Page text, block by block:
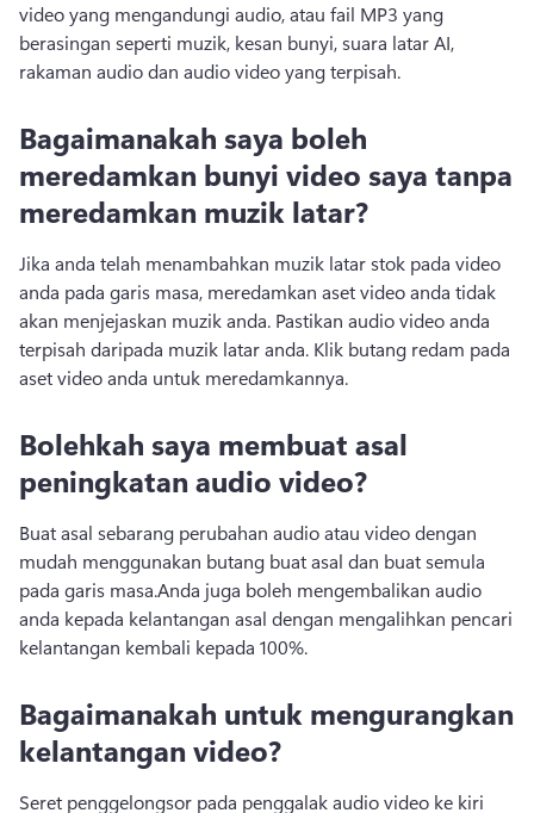
video yang mengandungi audio, atau fail MP3 yang
berasingan seperti muzik, kesan bunyi, suara latar AI,
rakaman audio dan audio video yang terpisah.
Bagaimanakah saya boleh
meredamkan bunyi video saya tanpa
meredamkan muzik latar?
Jika anda telah menambahkan muzik latar stok pada video
anda pada garis masa, meredamkan aset video anda tidak
akan menjejaskan muzik anda. Pastikan audio video anda
terpisah daripada muzik latar anda. Klik butang redam pada
aset video anda untuk meredamkannya.
Bolehkah saya membuat asal
peningkatan audio video?
Buat asal sebarang perubahan audio atau video dengan
mudah menggunakan butang buat asal dan buat semula
pada garis masa.Anda juga boleh mengembalikan audio
anda kepada kelantangan asal dengan mengalihkan pencari
kelantangan kembali kepada 100%.
Bagaimanakah untuk mengurangkan
kelantangan video?
Seret penggelongsor pada penggalak audio video ke kiri